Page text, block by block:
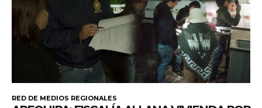
RED DE MEDIOS REGIONALES